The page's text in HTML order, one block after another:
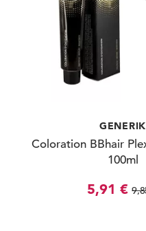
GENERIK
Coloration BBhair
100ml
5,91 €